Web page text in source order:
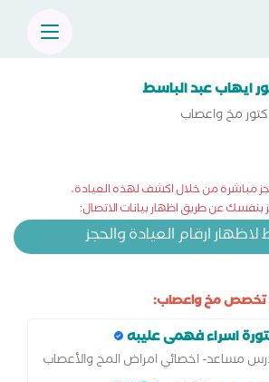
ايهاب عبد الباسط
مخ واعصاب
مباشرة من خلال اكشف لهذه العيادة،
بنفسك عن طريق اظهار بيانات الاتصال:
ارقام العيادة والحجز
تخصص مخ واعصاب:
اسراء فهمى عليبه
مساعد- اخصائي امراض المخ والأعصاب